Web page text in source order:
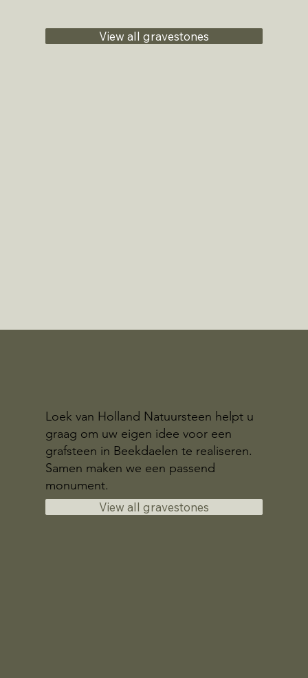
View all gravestones
Loek van Holland Natuursteen helpt u
graag om uw eigen idee voor een
grafsteen in Beekdaelen te realiseren.
Samen maken we een passend
monument.
View all gravestones